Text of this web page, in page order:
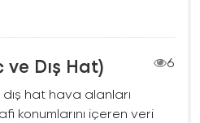
Dış Hat)
6
hat hava alanları
konumlarını içeren veri